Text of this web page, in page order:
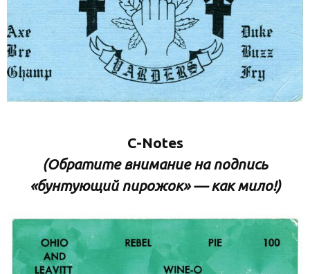
C-Notes
(Обратите внимание на подпись
«бунтующий пирожок» — как мило!)